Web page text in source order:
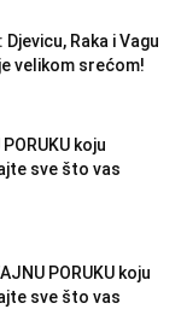
Djevicu, Raka i Vagu
velikom srećom!
koju
sve što vas
PORUKU koju
sve što vas